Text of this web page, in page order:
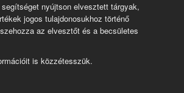
nyújtson elvesztett tárgyak,
jogos tulajdonosukhoz történő
az elvesztőt és a becsületes
is közzétesszük.